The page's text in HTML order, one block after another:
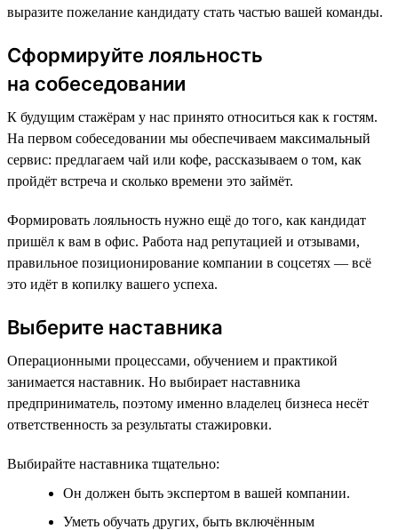
выразите пожелание кандидату стать частью вашей команды.
Сформируйте лояльность
на собеседовании
К будущим стажёрам у нас принято относиться как к гостям.
На первом собеседовании мы обеспечиваем максимальный
сервис: предлагаем чай или кофе, рассказываем о том, как
пройдёт встреча и сколько времени это займёт.
Формировать лояльность нужно ещё до того, как кандидат
пришёл к вам в офис. Работа над репутацией и отзывами,
правильное позиционирование компании в соцсетях — всё
это идёт в копилку вашего успеха.
Выберите наставника
Операционными процессами, обучением и практикой
занимается наставник. Но выбирает наставника
предприниматель, поэтому именно владелец бизнеса несёт
ответственность за результаты стажировки.
Выбирайте наставника тщательно:
Он должен быть экспертом в вашей компании.
Уметь обучать других, быть включённым